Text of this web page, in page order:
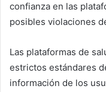
confianza en las
posibles violaciones
Las plataformas de
estrictos estándares
información de los